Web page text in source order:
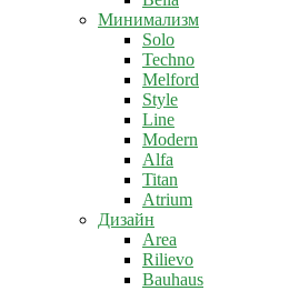
Минимализм
Solo
Techno
Melford
Style
Line
Modern
Alfa
Titan
Atrium
Дизайн
Area
Rilievo
Bauhaus